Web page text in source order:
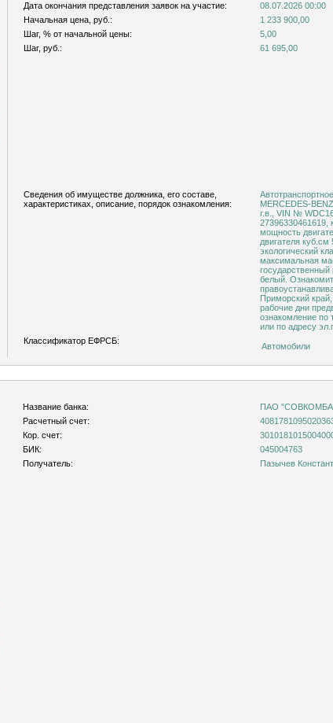
Дата окончания представления заявок на участие:
08.07.2026 00:00
Начальная цена, руб.:
1 233 900,00
Шаг, % от начальной цены:
5,00
Шаг, руб.: 61 695,00
Сведения об имуществе должника, его составе,
характеристиках, описание, порядок ознакомления:
MERCEDES-
г.в., VIN №
27396330461619,
мощность
двигателя куб.см
экологический
максимальная
белый. Ознакомиться с характеристиками имущества и
Приморский
рабочие дни
ознакомление по
или по адресу
Классификатор ЕФРСБ:
Автомобили
Название банка:
ПАО
Расчетный счет:
Кор. счет:
БИК:
045004763
Получатель: Пазычев